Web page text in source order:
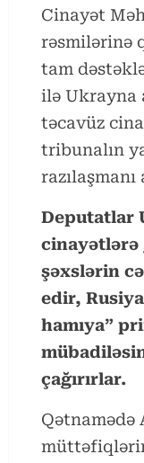
Cinayət
rəsmilərinə
tam
ilə Ukrayna
təcavüz
tribunalın
razılaşmanı
Deputatlar
cinayətlərə
şəxslərin
edir,
hamıya”
çağırırlar.
Qətnamədə